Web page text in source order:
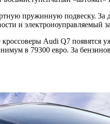
пружинную подвеску. За
и электроноуправляемый
Audi Q7 появятся
в 79300 евро. За